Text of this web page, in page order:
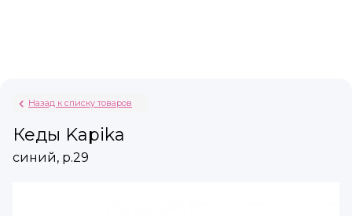
Назад к списку товаров
Кеды Kapika
синий, р.29